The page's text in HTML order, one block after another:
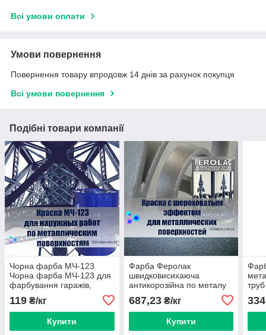
Всі умови оплати
Умови повернення
Повернення товару впродовж 14 днів за рахунок покупця
Всі умови повернення
Подібні товари компанії
Чорна фарба МЧ-123
Чорна фарба МЧ-123 для
фарбування гаражів,
водопровідних труб
119 ₴/кг
Купити
Фарба Феролак
швидковисихаюча
антикорозійна по металу
металевих меблів
687,23₴/кг
Купити